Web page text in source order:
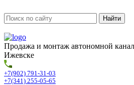
Продажа и монтаж автономной
Ижевске
+7(902) 791-31-03
+7(341) 255-05-65